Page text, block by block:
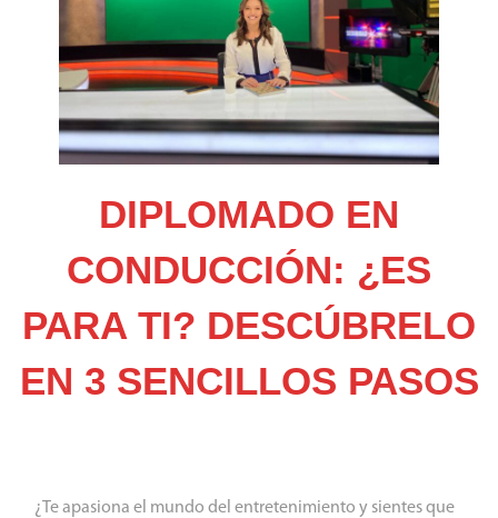
DIPLOMADO EN
CONDUCCIÓN: ¿ES
PARA TI? DESCÚBRELO
EN 3 SENCILLOS PASOS
¿Te apasiona el mundo del entretenimiento y sientes que